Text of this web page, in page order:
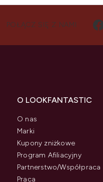
POŁĄCZ SIĘ Z NAMI
O LOOKFANTASTIC
O nas
Marki
Kupony zniżkowe
Program Afiliacyjny
Partnerstwo/Współpraca
Praca